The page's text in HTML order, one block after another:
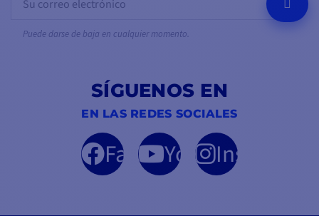
Puede darse de baja en cualquier momento.
SÍGUENOS EN
EN LAS REDES SOCIALES
FacebookYouTubeInstagram